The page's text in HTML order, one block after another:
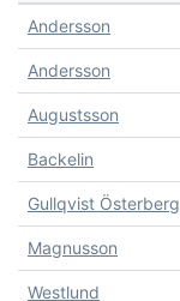
Andersson
Andersson
Augustsson
Backelin
Gullqvist Österberg
Magnusson
Westlund